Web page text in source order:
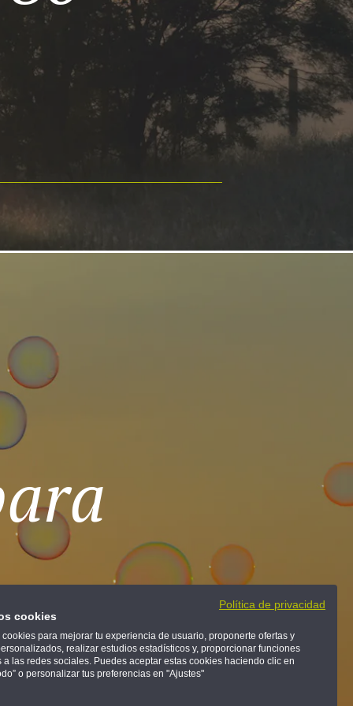
Política de privacidad
cookies
para mejorar tu experiencia de usuario, proponerte ofertas y
realizar estudios estadísticos y, proporcionar funciones
a las redes sociales. Puedes aceptar estas cookies haciendo clic en
o personalizar tus preferencias en "Ajustes"